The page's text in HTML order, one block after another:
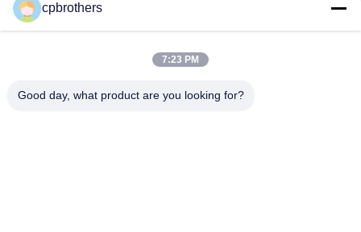
cpbrothers
7:23 PM
Good day, what product are you looking for?